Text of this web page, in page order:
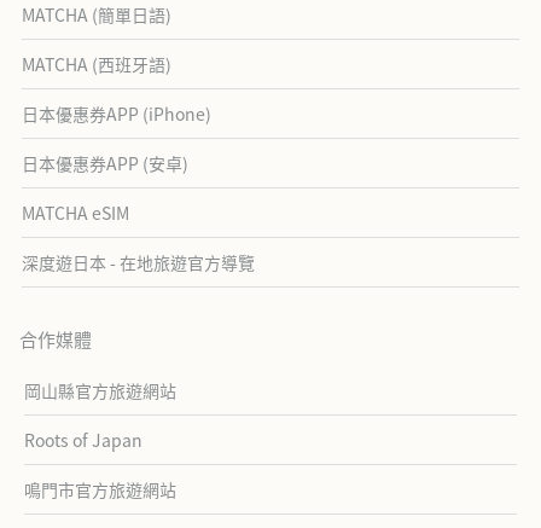
MATCHA (簡單日語)
MATCHA (西班牙語)
日本優惠券APP (iPhone)
日本優惠券APP (安卓)
MATCHA eSIM
深度遊日本 - 在地旅遊官方導覽
合作媒體
岡山縣官方旅遊網站
Roots of Japan
鳴門市官方旅遊網站